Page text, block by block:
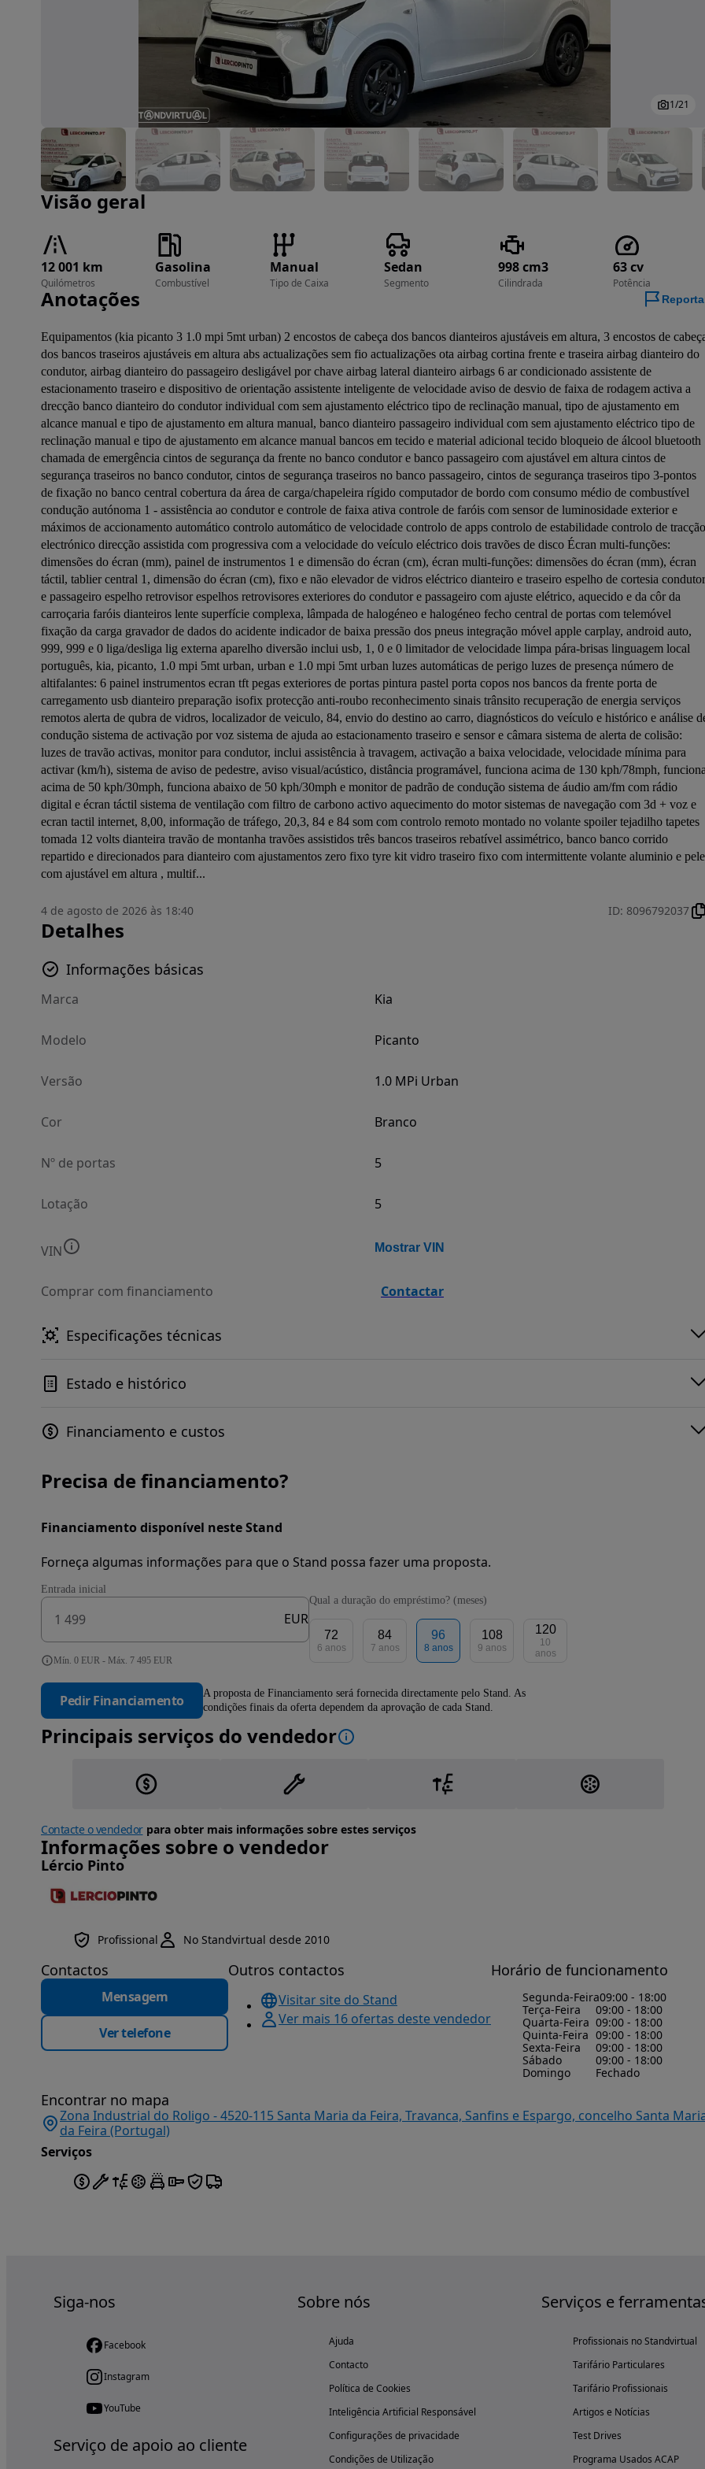
Imagem 1 de 21
1/21
Visão geral
12 001 km
Quilómetros
Gasolina
Combustível
Manual
Tipo de Caixa
Sedan
Segmento
998 cm3
Cilindrada
63 cv
Potência
Anotações
Equipamentos (kia picanto 3 1.0 mpi 5mt urban) 2 encostos de cabeça dos bancos dianteiros ajustáveis em altura, 3 encostos de
dos bancos traseiros ajustáveis em altura abs actualizações sem fio actualizações ota airbag cortina frente e traseira airbag dianteiro do
condutor, airbag dianteiro do passageiro desligável por chave airbag lateral dianteiro airbags 6 ar condicionado assistente de
estacionamento traseiro e dispositivo de orientação assistente inteligente de velocidade aviso de desvio de faixa de rodagem activa a
drecção banco dianteiro do condutor individual com sem ajustamento eléctrico tipo de reclinação manual, tipo de ajustamento em
alcance manual e tipo de ajustamento em altura manual, banco dianteiro passageiro individual com sem ajustamento eléctrico tipo de
reclinação manual e tipo de ajustamento em alcance manual bancos em tecido e material adicional tecido bloqueio de álcool bluetooth
chamada de emergência cintos de segurança da frente no banco condutor e banco passageiro com ajustável em altura cintos de
segurança traseiros no banco condutor, cintos de segurança traseiros no banco passageiro, cintos de segurança traseiros tipo 3-pontos
de fixação no banco central cobertura da área de carga/chapeleira rígido computador de bordo com consumo médio de combustível
condução autónoma 1 - assistência ao condutor e controle de faixa ativa controle de faróis com sensor de luminosidade exterior e
máximos de accionamento automático controlo automático de velocidade controlo de apps controlo de estabilidade controlo de tracção
electrónico direcção assistida com progressiva com a velocidade do veículo eléctrico dois travões de disco Écran multi-funções:
dimensões do écran (mm), painel de instrumentos 1 e dimensão do écran (cm), écran multi-funções: dimensões do écran (mm), écran
táctil, tablier central 1, dimensão do écran (cm), fixo e não elevador de vidros eléctrico dianteiro e traseiro espelho de cortesia condutor
e passageiro espelho retrovisor espelhos retrovisores exteriores do condutor e passageiro com ajuste elétrico, aquecido e da côr da
carroçaria faróis dianteiros lente superfície complexa, lâmpada de halogéneo e halogéneo fecho central de portas com telemóvel
fixação da carga gravador de dados do acidente indicador de baixa pressão dos pneus integração móvel apple carplay, android auto,
999, 999 e 0 liga/desliga lig externa aparelho diversão inclui usb, 1, 0 e 0 limitador de velocidade limpa pára-brisas linguagem local
português, kia, picanto, 1.0 mpi 5mt urban, urban e 1.0 mpi 5mt urban luzes automáticas de perigo luzes de presença número de
altifalantes: 6 painel instrumentos ecran tft pegas exteriores de portas pintura pastel porta copos nos bancos da frente porta de
carregamento usb dianteiro preparação isofix protecção anti-roubo reconhecimento sinais trânsito recuperação de energia serviços
remotos alerta de qubra de vidros, localizador de veiculo, 84, envio do destino ao carro, diagnósticos do veículo e histórico e análise
condução sistema de activação por voz sistema de ajuda ao estacionamento traseiro e sensor e câmara sistema de alerta de colisão:
luzes de travão activas, monitor para condutor, inclui assistência à travagem, activação a baixa velocidade, velocidade mínima para
activar (km/h), sistema de aviso de pedestre, aviso visual/acústico, distância programável, funciona acima de 130 kph/78mph,
acima de 50 kph/30mph, funciona abaixo de 50 kph/30mph e monitor de padrão de condução sistema de áudio am/fm com rádio
digital e écran táctil sistema de ventilação com filtro de carbono activo aquecimento do motor sistemas de navegação com 3d + voz e
ecran tactil internet, 8,00, informação de tráfego, 20,3, 84 e 84 som com controlo remoto montado no volante spoiler tejadilho tapetes
tomada 12 volts dianteira travão de montanha travões assistidos três bancos traseiros rebatível assimétrico, banco banco corrido
repartido e direcionados para dianteiro com ajustamentos zero fixo tyre kit vidro traseiro fixo com intermittente volante aluminio e pele
com ajustável em altura , multif...
4 de agosto de 2026 às 18:40 ID: 8096792037
Detalhes
Informações básicas
Marca Kia
Modelo Picanto
Versão 1.0 MPi Urban
Cor Branco
Nº de portas 5
Lotação 5
VIN Mostrar VIN
Comprar com financiamento Contactar
Especificações técnicas
Estado e histórico
Financiamento e custos
Precisa de financiamento?
Financiamento disponível neste Stand
Forneça algumas informações para que o Stand possa fazer uma proposta.
Entrada inicial
EUR
Mín. 0 EUR - Máx. 7 495 EUR
Qual a duração do empréstimo? (meses)
72
6 anos
84
7 anos
96
8 anos
108
9 anos
120
10
anos
Pedir Financiamento
A proposta de Financiamento será fornecida directamente pelo Stand. As
condições finais da oferta dependem da aprovação de cada Stand.
Principais serviços do vendedor
Contacte o vendedorpara obter mais informações sobre estes serviços
Informações sobre o vendedor
Lércio Pinto
Profissional No Standvirtual desde 2010
Contactos
Mensagem
Ver telefone
Outros contactos
Visitar site do Stand
Ver mais 16 ofertas deste vendedor
Horário de funcionamento
Segunda-Feira09:00 - 18:00
Terça-Feira
09:00 - 18:00
Quarta-Feira 09:00 - 18:00
Quinta-Feira 09:00 - 18:00
Sexta-Feira
09:00 - 18:00
Sábado
09:00 - 18:00
Domingo
Fechado
Encontrar no mapa
Zona Industrial do Roligo - 4520-115 Santa Maria da Feira, Travanca, Sanfins e Espargo, concelho Santa
da Feira (Portugal)
Serviços
Siga-nos
Facebook
Instagram
YouTube
Serviço de apoio ao cliente
Sobre nós
Ajuda
Contacto
Política de Cookies
Inteligência Artificial Responsável
Configurações de privacidade
Condições de Utilização
Serviços e
Profissionais no Standvirtual
Tarifário Particulares
Tarifário Profissionais
Artigos e Notícias
Test Drives
Programa Usados ACAP